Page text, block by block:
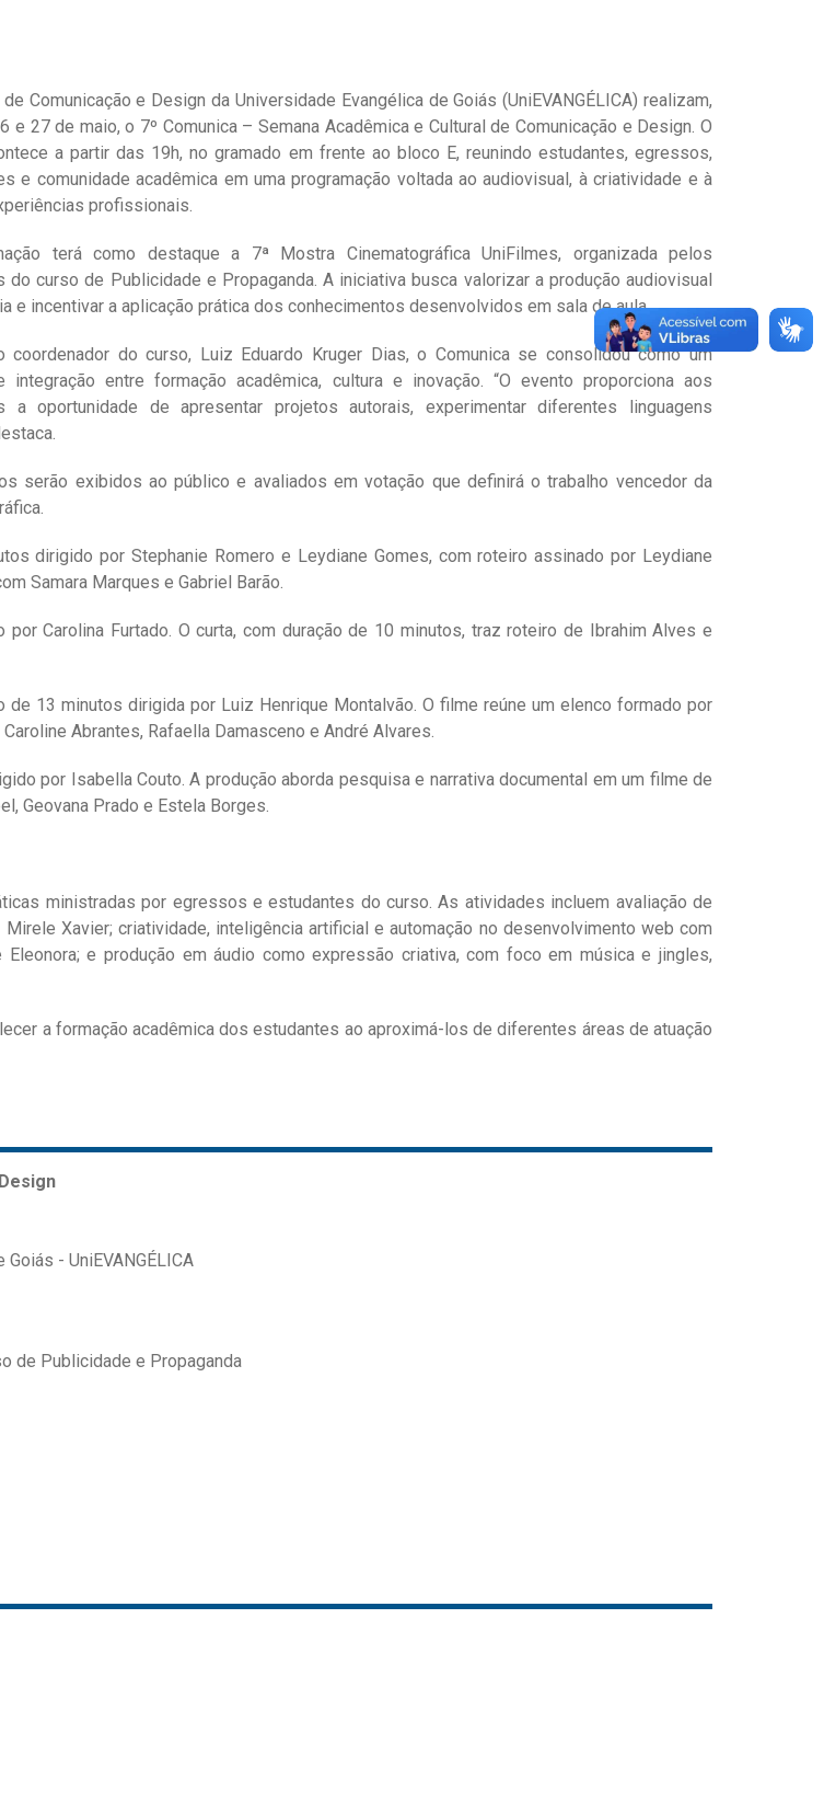
Comunicação e Design da Universidade Evangélica de Goiás (UniEVANGÉLICA) realizam,
e 27 de maio, o 7º Comunica – Semana Acadêmica e Cultural de Comunicação e Design. O
a partir das 19h, no gramado em frente ao bloco E, reunindo estudantes, egressos,
e comunidade acadêmica em uma programação voltada ao audiovisual, à criatividade e à
profissionais.
terá como destaque a 7ª Mostra Cinematográfica UniFilmes, organizada pelos
do curso de Publicidade e Propaganda. A iniciativa busca valorizar a produção audiovisual
e incentivar a aplicação prática dos conhecimentos desenvolvidos em sala de aula.
coordenador do curso, Luiz Eduardo Kruger Dias, o Comunica se consolidou como um
integração entre formação acadêmica, cultura e inovação. “O evento proporciona aos
a oportunidade de apresentar projetos autorais, experimentar diferentes linguagens
serão exibidos ao público e avaliados em votação que definirá o trabalho vencedor da
dirigido por Stephanie Romero e Leydiane Gomes, com roteiro assinado por Leydiane
Samara Marques e Gabriel Barão.
Carolina Furtado. O curta, com duração de 10 minutos, traz roteiro de Ibrahim Alves e
de 13 minutos dirigida por Luiz Henrique Montalvão. O filme reúne um elenco formado por
Abrantes, Rafaella Damasceno e André Alvares.
por Isabella Couto. A produção aborda pesquisa e narrativa documental em um filme de
Geovana Prado e Estela Borges.
ministradas por egressos e estudantes do curso. As atividades incluem avaliação de
Xavier; criatividade, inteligência artificial e automação no desenvolvimento web com
e produção em áudio como expressão criativa, com foco em música e jingles,
a formação acadêmica dos estudantes ao aproximá-los de diferentes áreas de atuação
- UniEVANGÉLICA
de Publicidade e Propaganda